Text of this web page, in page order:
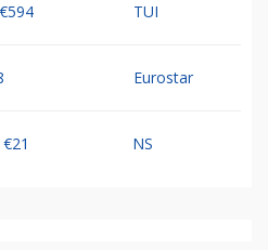
TUI
Eurostar
NS